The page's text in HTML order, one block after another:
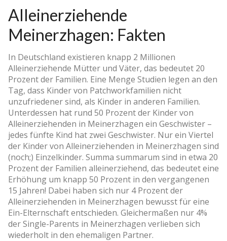
Alleinerziehende
Meinerzhagen: Fakten
In Deutschland existieren knapp 2 Millionen
Alleinerziehende Mütter und Väter, das bedeutet 20
Prozent der Familien. Eine Menge Studien legen an den
Tag, dass Kinder von Patchworkfamilien nicht
unzufriedener sind, als Kinder in anderen Familien.
Unterdessen hat rund 50 Prozent der Kinder von
Alleinerziehenden in Meinerzhagen ein Geschwister –
jedes fünfte Kind hat zwei Geschwister. Nur ein Viertel
der Kinder von Alleinerziehenden in Meinerzhagen sind
(noch;) Einzelkinder. Summa summarum sind in etwa 20
Prozent der Familien alleinerziehend, das bedeutet eine
Erhöhung um knapp 50 Prozent in den vergangenen
15 Jahren! Dabei haben sich nur 4 Prozent der
Alleinerziehenden in Meinerzhagen bewusst für eine
Ein-Elternschaft entschieden. Gleichermaßen nur 4%
der Single-Parents in Meinerzhagen verlieben sich
wiederholt in den ehemaligen Partner.